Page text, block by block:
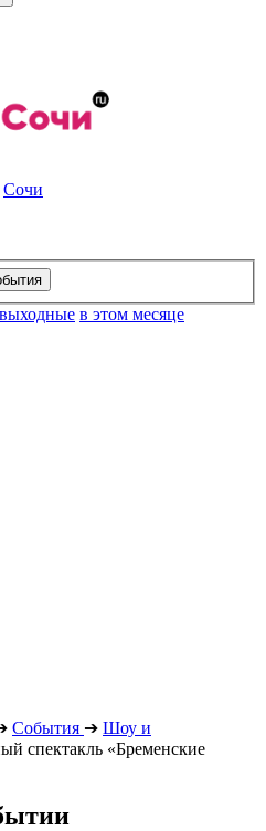
Сочи
в этом месяце
События ➔ Шоу и
спектакль «Бременские